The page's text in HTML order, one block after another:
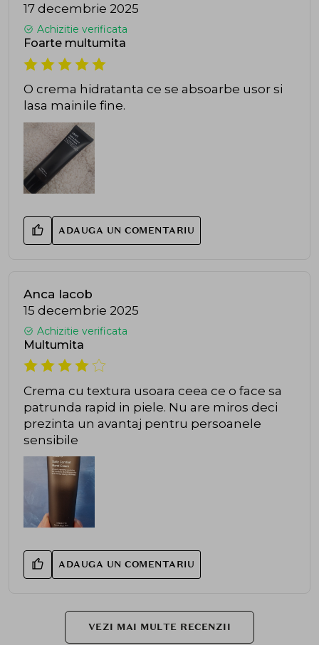
17 decembrie 2025
Achizitie verificata
Foarte multumita
O crema hidratanta ce se absoarbe usor si
lasa mainile fine.
ADAUGA UN COMENTARIU
Anca Iacob
15 decembrie 2025
Achizitie verificata
Multumita
Crema cu textura usoara ceea ce o face sa
patrunda rapid in piele. Nu are miros deci
prezinta un avantaj pentru persoanele
sensibile
ADAUGA UN COMENTARIU
VEZI MAI MULTE RECENZII